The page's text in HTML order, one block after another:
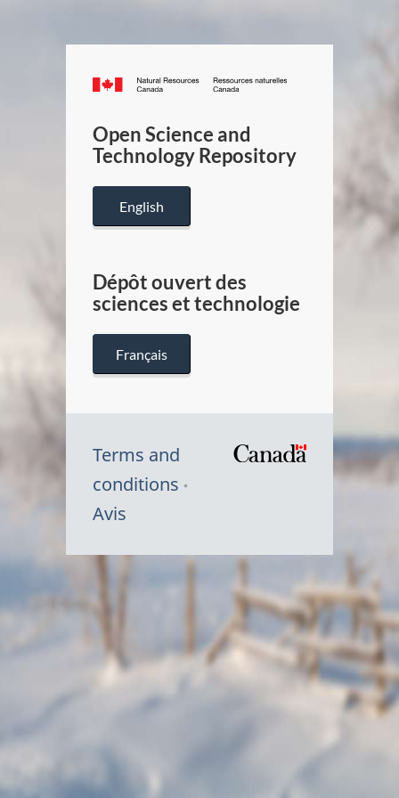
Canada.ca
/
Canada
Open Science and
Technology Repository
English
Dépôt ouvert des
sciences et technologie
Français
Terms and
conditions
Avis
Symbole
Canada